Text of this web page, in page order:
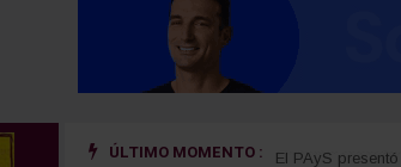
ÚLTIMO MOMENTO :
en la cuenca del río Uruguay Detectan